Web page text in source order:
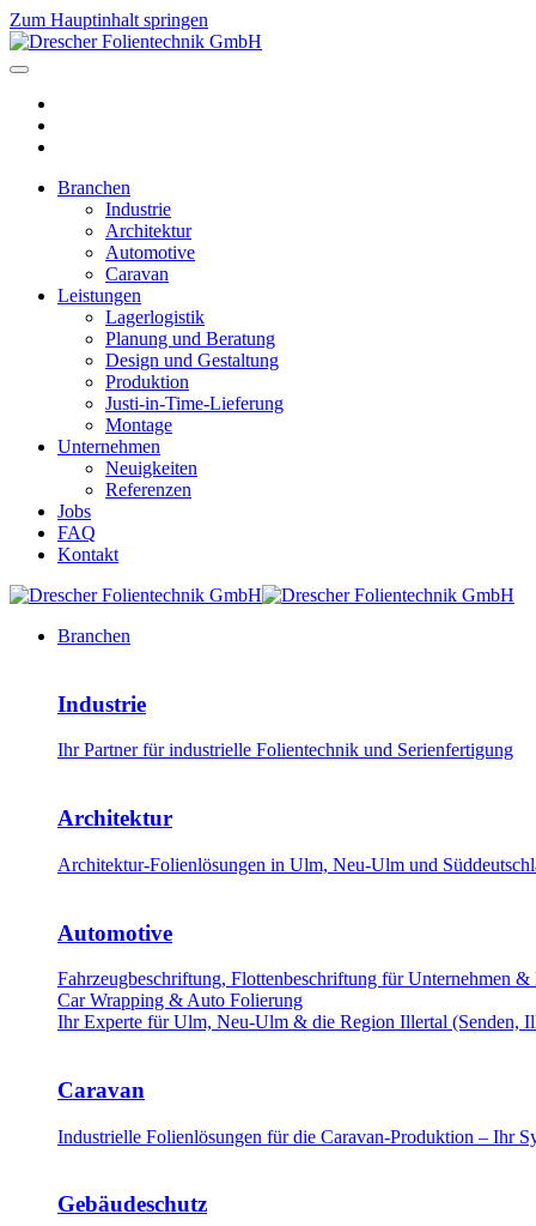
Zum Hauptinhalt springen
Branchen
Industrie
Architektur
Automotive
Caravan
Leistungen
Lagerlogistik
Planung und Beratung
Design und Gestaltung
Produktion
Justi-in-Time-Lieferung
Montage
Unternehmen
Neuigkeiten
Referenzen
Jobs
FAQ
Kontakt
Branchen
Industrie
Ihr Partner für industrielle Folientechnik und Serienfertigung
Architektur
Architektur-Folienlösungen in Ulm, Neu-Ulm und
Automotive
Fahrzeugbeschriftung, Flottenbeschriftung für Unternehmen &
Car Wrapping & Auto Folierung
Ihr Experte für Ulm, Neu-Ulm & die Region Illertal (Senden,
Caravan
Industrielle Folienlösungen für die Caravan-Produktion – Ihr
Gebäudeschutz